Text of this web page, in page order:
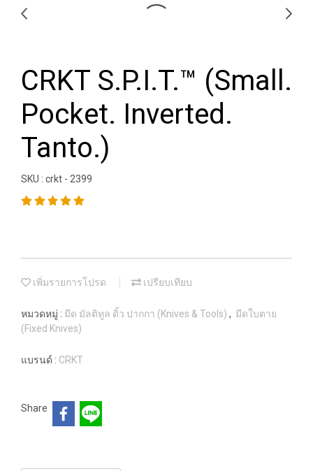
CRKT S.P.I.T.™ (Small.
Pocket. Inverted.
Tanto.)
SKU : crkt - 2399
เพิ่มรายการโปรด เปรียบเทียบ
หมวดหมู่ : มีด มัลติทูล ดิ้ว ปากกา (Knives & Tools) , มีดใบตาย
(Fixed Knives)
แบรนด์ : CRKT
Share